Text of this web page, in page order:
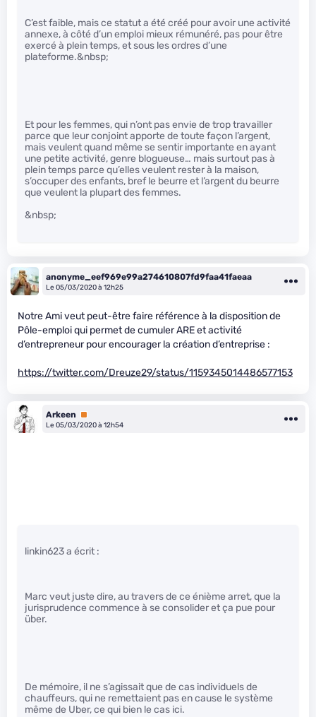
C’est faible, mais ce statut a été créé pour avoir une activité
annexe, à côté d’un emploi mieux rémunéré, pas pour être
exercé à plein temps, et sous les ordres d’une
plateforme.&nbsp;
Et pour les femmes, qui n’ont pas envie de trop travailler
parce que leur conjoint apporte de toute façon l’argent,
mais veulent quand même se sentir importante en ayant
une petite activité, genre blogueuse… mais surtout pas à
plein temps parce qu’elles veulent rester à la maison,
s’occuper des enfants, bref le beurre et l’argent du beurre
que veulent la plupart des femmes.
&nbsp;
anonyme_eef969e99a274610807fd9faa41faeaa
Le 05/03/2020 à 12h25
Notre Ami veut peut-être faire référence à la disposition de
Pôle-emploi qui permet de cumuler ARE et activité
d’entrepreneur pour encourager la création d’entreprise :
https://twitter.com/Dreuze29/status/1159345014486577153
Arkeen
Premium
Le 05/03/2020 à 12h54
linkin623 a écrit :
Marc veut juste dire, au travers de ce énième arret, que la
jurisprudence commence à se consolider et ça pue pour
über.
De mémoire, il ne s’agissait que de cas individuels de
chauffeurs, qui ne remettaient pas en cause le système
même de Uber, ce qui bien le cas ici.